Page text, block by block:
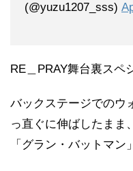
(@yuzu1207_sss)
RE＿PRAY舞台裏スペ
バックステージでのウ
っ直ぐに伸ばしたまま
「グラン・バットマン